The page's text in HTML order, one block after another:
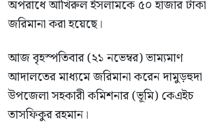
অপরাধে আখিরুল ইসলামকে ৫০ হাজার টাকা
জরিমানা করা হয়েছে।
আজ বৃহস্পতিবার (২১ নভেম্বর) ভাম্যমাণ
আদালতের মাধ্যমে জরিমানা করেন দামুড়হুদা
উপজেলা সহকারী কমিশনার (ভূমি) কেএইচ
তাসফিকুর রহমান।